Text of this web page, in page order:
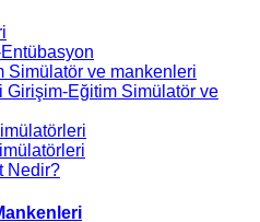
Simülatör ve mankenleri
Girişim-Eğitim Simülatör ve
Nedir?